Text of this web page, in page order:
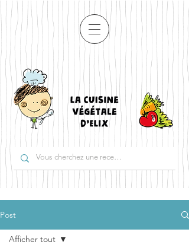
Post
Afficher tout